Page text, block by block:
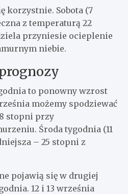
korzystnie. Sobota (7
z temperaturą 22
przyniesie ocieplenie
niebie.
to ponowny wzrost
możemy spodziewać
stopni przy
Środa tygodnia (11
– 25 stopni z
pojawią się w drugiej
12 i 13 września